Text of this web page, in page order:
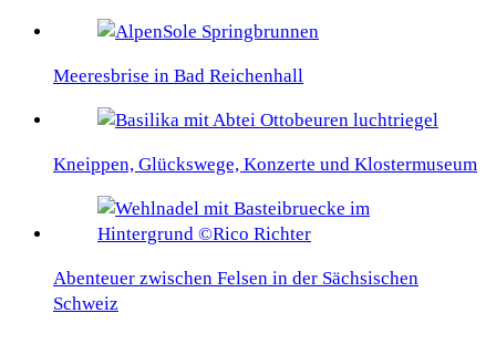
Meeresbrise in Bad Reichenhall
Kneippen, Glückswege, Konzerte und Klostermuseum
Abenteuer zwischen Felsen in der Sächsischen
Schweiz